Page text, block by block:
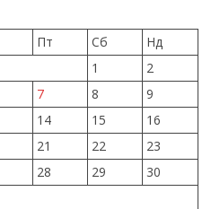
Пт Сб
Нд
1
2
7 8
9
14 15
16
21 22
23
28 29
30